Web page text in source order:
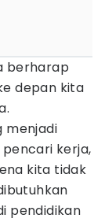
berharap
depan kita
menjadi
kerja,
kita tidak
pendidikan